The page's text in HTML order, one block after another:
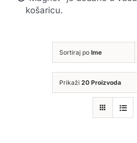
košaricu.
Sortiraj po Ime
Prikaži 20 Proizvoda